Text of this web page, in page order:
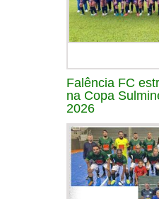
Falência FC
na Copa
2026